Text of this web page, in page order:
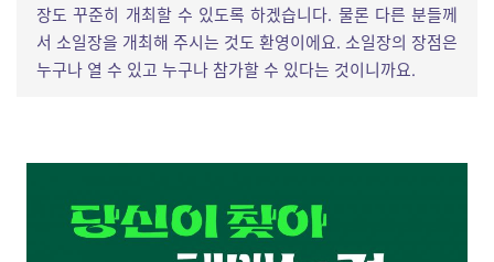
장도 꾸준히 개최할 수 있도록 하겠습니다. 물론 다른 분들께
서 소일장을 개최해 주시는 것도 환영이에요. 소일장의 장점은
누구나 열 수 있고 누구나 참가할 수 있다는 것이니까요.